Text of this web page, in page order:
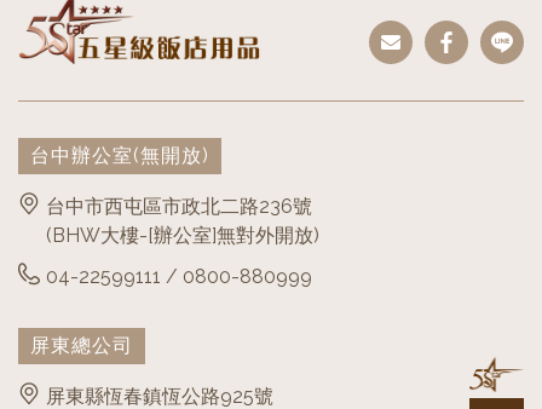
台中辦公室(無開放)
台中市西屯區市政北二路236號
(BHW大樓-[辦公室]無對外開放)
04-22599111 / 0800-880999
屏東總公司
屏東縣恆春鎮恆公路925號